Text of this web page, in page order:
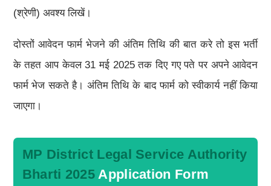
(श्रेणी) अवश्य लिखें।
दोस्तों आवेदन फार्म भेजने की अंतिम तिथि की बात करे तो इस भर्ती
के तहत आप केवल 31 मई 2025 तक दिए गए पते पर अपने आवेदन
फार्म भेज सकते है। अंतिम तिथि के बाद फार्म को स्वीकार्य नहीं किया
जाएगा।
MP District Legal Service Authority
Bharti 2025 Application Form